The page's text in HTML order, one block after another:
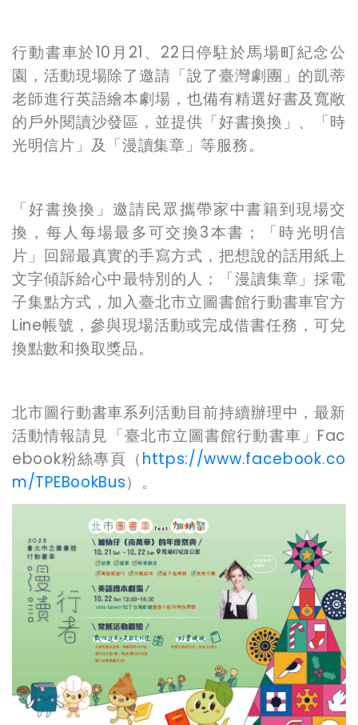
行動書車於10月21、22日停駐於馬場町紀念公
園，活動現場除了邀請「說了臺灣劇團」的凱蒂
老師進行英語繪本劇場，也備有精選好書及寬敞
的戶外閱讀沙發區，並提供「好書換換」、「時
光明信片」及「漫讀集章」等服務。
「好書換換」邀請民眾攜帶家中書籍到現場交
換，每人每場最多可交換3本書；「時光明信
片」回歸最真實的手寫方式，把想說的話用紙上
文字傾訴給心中最特別的人；「漫讀集章」採電
子集點方式，加入臺北市立圖書館行動書車官方
Line帳號，參與現場活動或完成借書任務，可兌
換點數和換取獎品。
北市圖行動書車系列活動目前持續辦理中，最新
活動情報請見「臺北市立圖書館行動書車」Fac
ebook粉絲專頁（https://www.facebook.co
m/TPEBookBus）。